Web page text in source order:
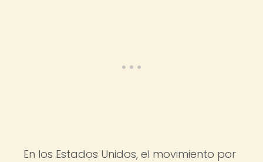
En los Estados Unidos, el movimiento por